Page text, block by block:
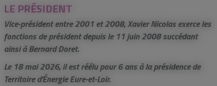
LE PRÉSIDENT
Vice-président entre 2001 et 2008, Xavier Nicolas exerce les
fonctions de président depuis le 11 juin 2008 succédant
ainsi à Bernard Doret.
Le 18 mai 2026, il est réélu pour 6 ans à la présidence de
Territoire d'Énergie Eure-et-Loir.